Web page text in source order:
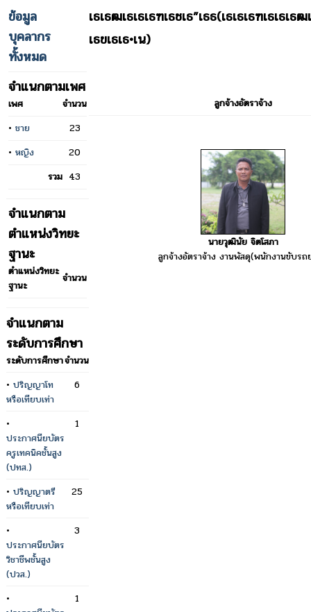
ข้อมูล
บุคลากร
ทั้งหมด
จำแนกตามเพศ
เพศ
จำนวน
• ชาย
23
• หญิง
20
รวม 43
จำแนกตาม
ตำแหน่งวิทยะ
ฐานะ
ตำแหน่งวิทยะ
ฐานะ
จำนวน
จำแนกตาม
ระดับการศึกษา
ระดับการศึกษาจำนวน
• ปริญญาโท
หรือเทียบเท่า
6
•
ประกาศนียบัตร
ครูเทคนิคชั้นสูง
(ปทส.)
1
• ปริญญาตรี
หรือเทียบเท่า
25
•
ประกาศนียบัตร
วิชาชีพชั้นสูง
(ปวส.)
3
•
1
เธเธฒเธเธเธฑเธชเธ”เธธ(เธเธเธฑเธเธเธ
เธขเธเธ•เน)
ลูกจ้างอัตราจ้าง
นายวุฒินัย จิตโสภา
ลูกจ้างอัตราจ้าง งานพัสดุ(พนักงานขับร